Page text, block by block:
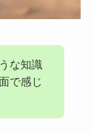
な知識
で感じ